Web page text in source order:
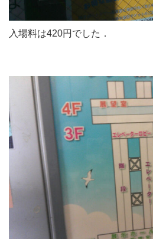
入場料は420円でした．